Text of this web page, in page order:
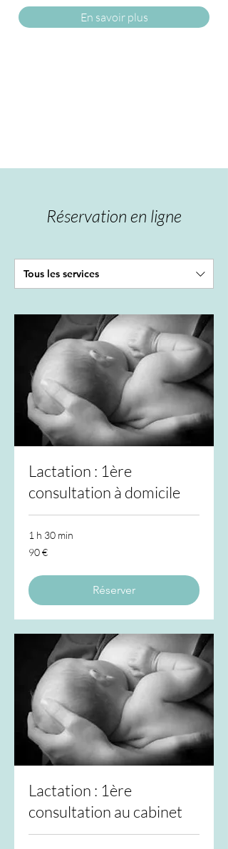
En savoir plus
Réservation en ligne
Tous les services
Lactation : 1ère
consultation à domicile
1 h 30 min
90
euros
90 €
Réserver
Lactation : 1ère
consultation au cabinet